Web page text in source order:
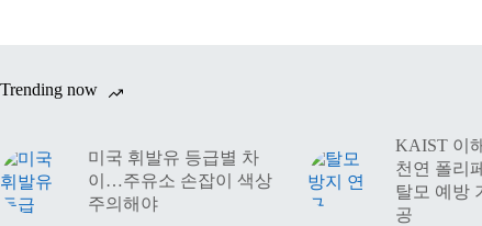
Trending now
미국 휘발유 등급별 차
이…주유소 손잡이 색상
주의해야
KAIST 이
천연 폴리
탈모 예방
공